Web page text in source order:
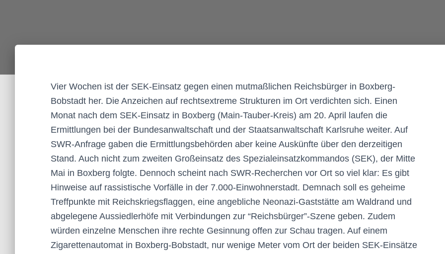
Vier Wochen ist der SEK-Einsatz gegen einen mutmaßlichen Reichsbürger in Boxberg-
Bobstadt her. Die Anzeichen auf rechtsextreme Strukturen im Ort verdichten sich. Einen
Monat nach dem SEK-Einsatz in Boxberg (Main-Tauber-Kreis) am 20. April laufen die
Ermittlungen bei der Bundesanwaltschaft und der Staatsanwaltschaft Karlsruhe weiter. Auf
SWR-Anfrage gaben die Ermittlungsbehörden aber keine Auskünfte über den derzeitigen
Stand. Auch nicht zum zweiten Großeinsatz des Spezialeinsatzkommandos (SEK), der Mitte
Mai in Boxberg folgte. Dennoch scheint nach SWR-Recherchen vor Ort so viel klar: Es gibt
Hinweise auf rassistische Vorfälle in der 7.000-Einwohnerstadt. Demnach soll es geheime
Treffpunkte mit Reichskriegsflaggen, eine angebliche Neonazi-Gaststätte am Waldrand und
abgelegene Aussiedlerhöfe mit Verbindungen zur “Reichsbürger”-Szene geben. Zudem
würden einzelne Menschen ihre rechte Gesinnung offen zur Schau tragen. Auf einem
Zigarettenautomat in Boxberg-Bobstadt, nur wenige Meter vom Ort der beiden SEK-Einsätze